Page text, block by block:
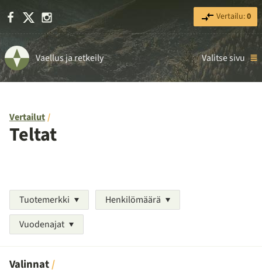
Facebook Instagram Vertailu:0
Vaellus ja retkeily Valitse sivu
Vertailut
Teltat
Tuotemerkki
Henkilömäärä
Vuodenajat
Valinnat